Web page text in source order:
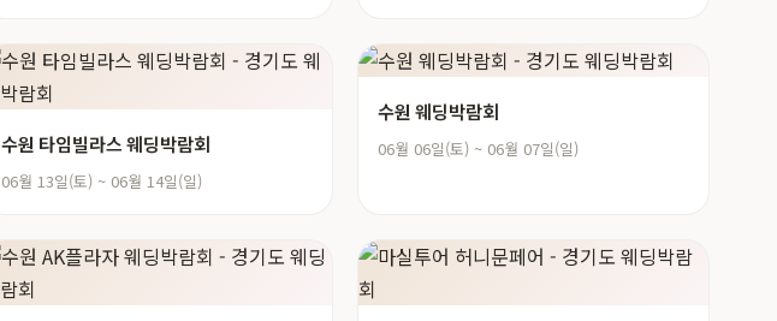
수원 타임빌라스 웨딩박람회
06월 13일(토) ~ 06월 14일(일)
수원 웨딩박람회
06월 06일(토) ~ 06월 07일(일)